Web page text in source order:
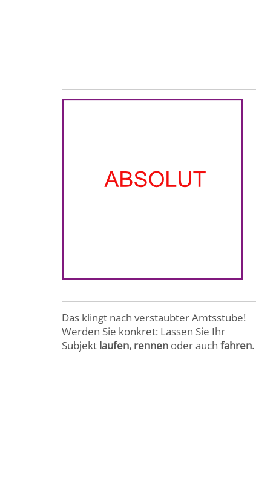
Das klingt nach verstaubter Amtsstube!
Werden Sie konkret: Lassen Sie Ihr
Subjekt laufen, rennen oder auch fahren.